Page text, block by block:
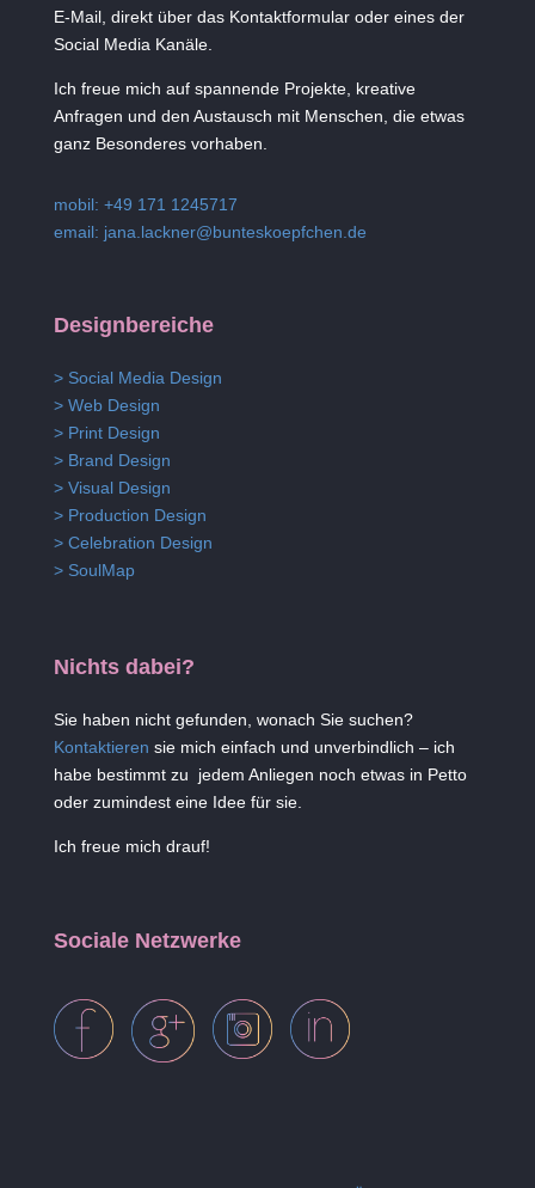
E-Mail, direkt über das Kontaktformular oder eines der
Social Media Kanäle.
Ich freue mich auf spannende Projekte, kreative
Anfragen und den Austausch mit Menschen, die etwas
ganz Besonderes vorhaben.
mobil: +49 171 1245717
email: jana.lackner@bunteskoepfchen.de
Designbereiche
> Social Media Design
> Web Design
> Print Design
> Brand Design
> Visual Design
> Production Design
> Celebration Design
> SoulMap
Nichts dabei?
Sie haben nicht gefunden, wonach Sie suchen?
Kontaktieren sie mich einfach und unverbindlich – ich
habe bestimmt zu jedem Anliegen noch etwas in Petto
oder zumindest eine Idee für sie.
Ich freue mich drauf!
Sociale Netzwerke